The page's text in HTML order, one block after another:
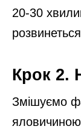
20-30
Крок 2.
Змішуємо